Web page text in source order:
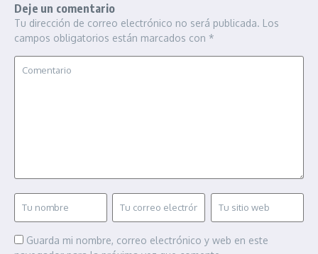
Deje un comentario
Tu dirección de correo electrónico no será publicada. Los
campos obligatorios están marcados con *
Guarda mi nombre, correo electrónico y web en este